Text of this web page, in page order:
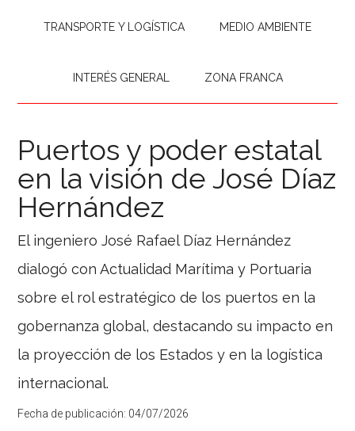
TRANSPORTE Y LOGÍSTICA MEDIO AMBIENTE
INTERÉS GENERAL ZONA FRANCA
Puertos y poder estatal
en la visión de José Díaz
Hernández
El ingeniero José Rafael Díaz Hernández
dialogó con Actualidad Marítima y Portuaria
sobre el rol estratégico de los puertos en la
gobernanza global, destacando su impacto en
la proyección de los Estados y en la logística
internacional.
Fecha de publicación: 04/07/2026